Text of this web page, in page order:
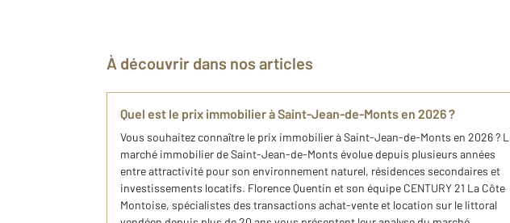
À découvrir dans nos articles
Quel est le prix immobilier à Saint-Jean-de-Monts en 2026 ?
Vous souhaitez connaître le prix immobilier à Saint-Jean-de-Monts en 2026 ?
marché immobilier de Saint-Jean-de-Monts évolue depuis plusieurs années
entre attractivité pour son environnement naturel, résidences secondaires et
investissements locatifs. Florence Quentin et son équipe CENTURY 21 La Côte
Montoise, spécialistes des transactions achat-vente et location sur le littoral